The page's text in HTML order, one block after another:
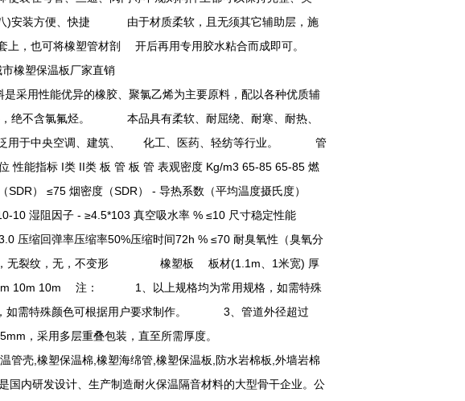
)安装方便、快捷 由于材质柔软，且无须其它辅助层，施
上，也可将橡塑管材剖 开后再用专用胶水粘合而成即可。
是采用性能优异的橡胶、聚氯乙烯为主要原料，配以各种优质辅
绝不含氯氟烃。 本品具有柔软、耐屈绕、耐寒、耐热、
广泛用于中央空调、建筑、 化工、医药、轻纺等行业。 管
性能指标 I类 II类 板 管 板 管 表观密度 Kg/m3 65-85 65-85 燃
） ≤75 烟密度（SDR） - 导热系数（平均温度摄氏度）
湿阻因子 - ≥4.5*103 真空吸水率 % ≤10 尺寸稳定性能
压缩回弹率压缩率50%压缩时间72h % ≤70 耐臭氧性（臭氧分
皱，无裂纹，无，不变形 橡塑板 板材(1.1m、1米宽) 厚
10m 10m 注： 1、以上规格均为常用规格，如需特殊
需特殊颜色可根据用户要求制作。 3、管道外径超过
，采用多层重叠包装，直至所需厚度。
管壳,橡塑保温棉,橡塑海绵管,橡塑保温板,防水岩棉板,外墙岩棉
国内研发设计、生产制造耐火保温隔音材料的大型骨干企业。公